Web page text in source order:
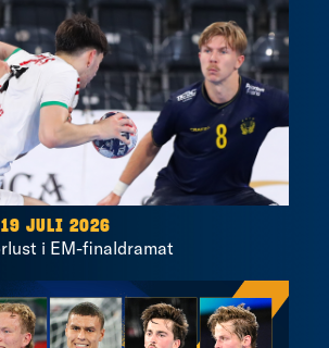
19 JULI 2026
i EM-finaldramat